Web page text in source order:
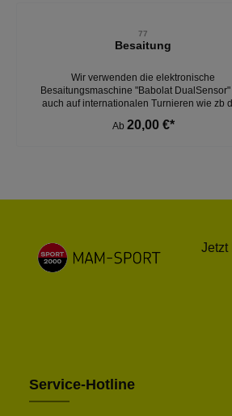
77
Besaitung
Wir verwenden die elektronische
Besaitungsmaschine "Babolat DualSensor"
auch auf internationalen Turnieren wie zb
verwendet werden.
Ab 20,00 €*
Jetzt
Service-Hotline